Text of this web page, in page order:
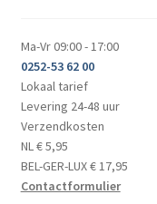
Ma-Vr 09:00 - 17:00
0252-53 62 00
Lokaal tarief
Levering 24-48 uur
Verzendkosten
NL € 5,95
BEL-GER-LUX € 17,95
Contactformulier